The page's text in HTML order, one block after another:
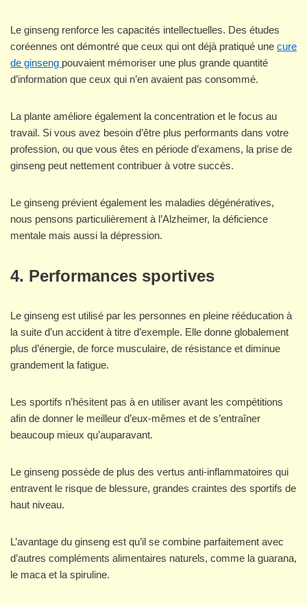
Le ginseng renforce les capacités intellectuelles. Des études
coréennes ont démontré que ceux qui ont déjà pratiqué une cure
de ginseng pouvaient mémoriser une plus grande quantité
d’information que ceux qui n’en avaient pas consommé.
La plante améliore également la concentration et le focus au
travail. Si vous avez besoin d’être plus performants dans votre
profession, ou que vous êtes en période d’examens, la prise de
ginseng peut nettement contribuer à votre succès.
Le ginseng prévient également les maladies dégénératives,
nous pensons particulièrement à l’Alzheimer, la déficience
mentale mais aussi la dépression.
4. Performances sportives
Le ginseng est utilisé par les personnes en pleine rééducation à
la suite d’un accident à titre d’exemple. Elle donne globalement
plus d’énergie, de force musculaire, de résistance et diminue
grandement la fatigue.
Les sportifs n’hésitent pas à en utiliser avant les compétitions
afin de donner le meilleur d’eux-mêmes et de s’entraîner
beaucoup mieux qu’auparavant.
Le ginseng possède de plus des vertus anti-inflammatoires qui
entravent le risque de blessure, grandes craintes des sportifs de
haut niveau.
L’avantage du ginseng est qu’il se combine parfaitement avec
d’autres compléments alimentaires naturels, comme la guarana,
le maca et la spiruline.